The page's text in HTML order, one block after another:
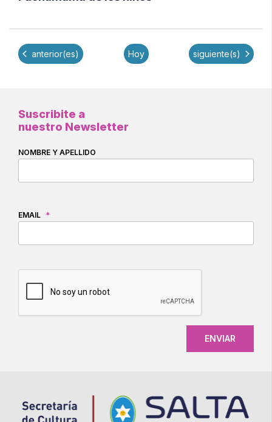
Eventos
anterior(es) Hoy Eventos
siguiente(s)
Suscribite a
nuestro Newsletter
NOMBRE Y APELLIDO
EMAIL *